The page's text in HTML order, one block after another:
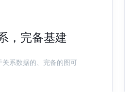
，完备基建
关系数据的、完备的图可